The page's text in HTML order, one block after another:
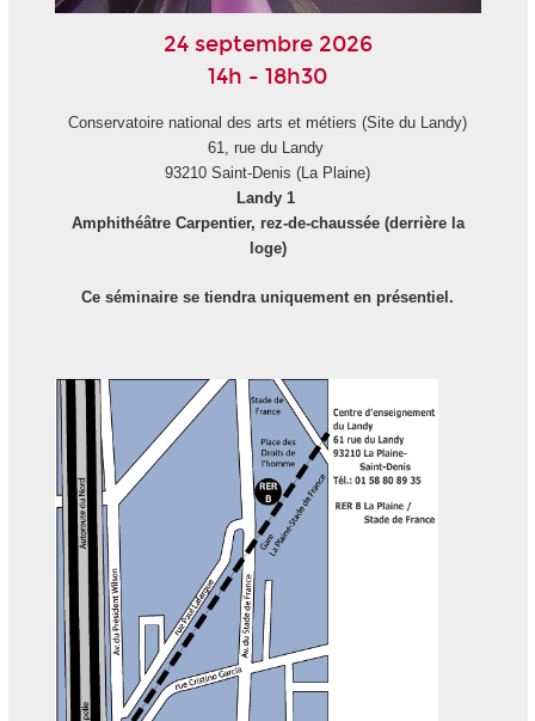
24 septembre 2026
14h - 18h30
Conservatoire national des arts et métiers (Site du Landy)
61, rue du Landy
93210 Saint-Denis (La Plaine)
Landy 1
Amphithéâtre Carpentier, rez-de-chaussée (derrière la
loge)
Ce séminaire se tiendra uniquement en présentiel.